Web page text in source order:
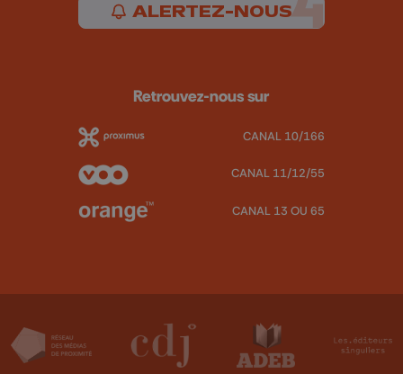
ALERTEZ-NOUS
Retrouvez-nous sur
CANAL 10/166
CANAL 11/12/55
CANAL 13 OU 65